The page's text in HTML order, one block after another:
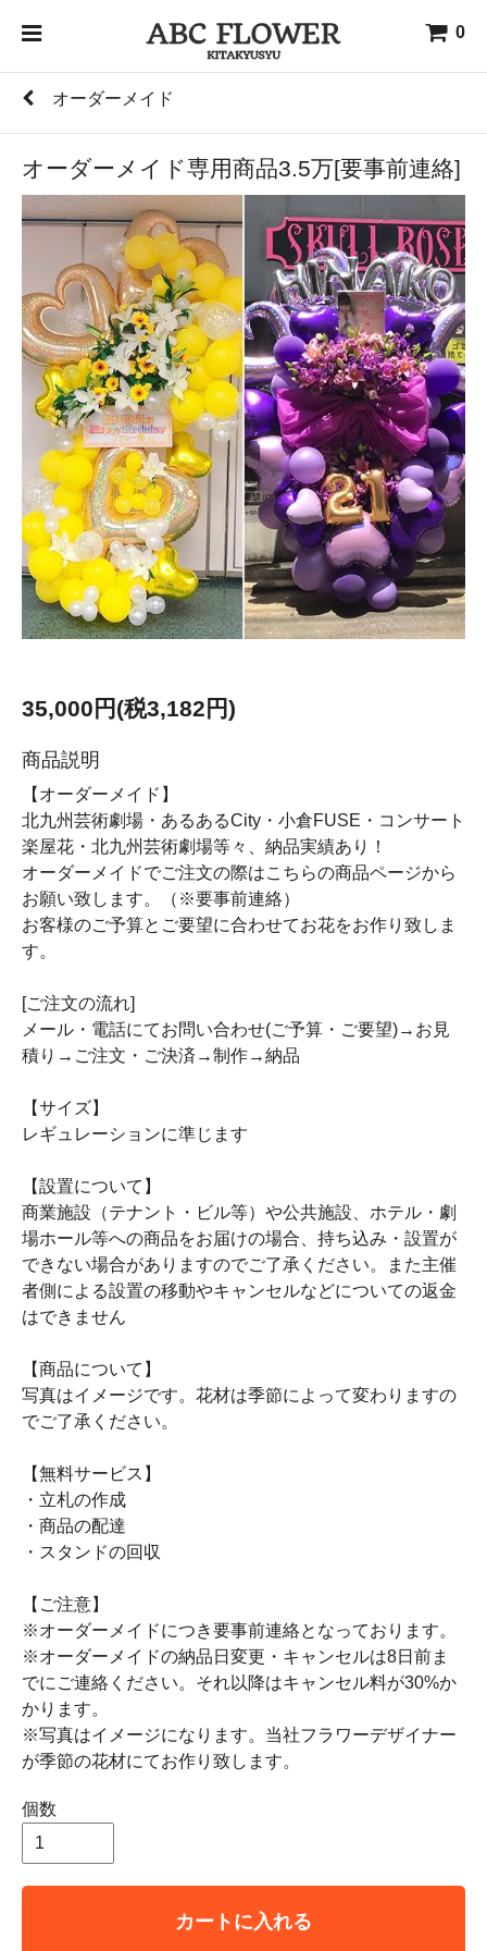
0
オーダーメイド
オーダーメイド専用商品3.5万[要事前連絡]
35,000円(税3,182円)
商品説明
【オーダーメイド】
北九州芸術劇場・あるあるCity・小倉FUSE・コンサート
楽屋花・北九州芸術劇場等々、納品実績あり！
オーダーメイドでご注文の際はこちらの商品ページから
お願い致します。（※要事前連絡）
お客様のご予算とご要望に合わせてお花をお作り致しま
す。
[ご注文の流れ]
メール・電話にてお問い合わせ(ご予算・ご要望)→お見
積り→ご注文・ご決済→制作→納品
【サイズ】
レギュレーションに準じます
【設置について】
商業施設（テナント・ビル等）や公共施設、ホテル・劇
場ホール等への商品をお届けの場合、持ち込み・設置が
できない場合がありますのでご了承ください。また主催
者側による設置の移動やキャンセルなどについての返金
はできません
【商品について】
写真はイメージです。花材は季節によって変わりますの
でご了承ください。
【無料サービス】
・立札の作成
・商品の配達
・スタンドの回収
【ご注意】
※オーダーメイドにつき要事前連絡となっております。
※オーダーメイドの納品日変更・キャンセルは8日前ま
でにご連絡ください。それ以降はキャンセル料が30%か
かります。
※写真はイメージになります。当社フラワーデザイナー
が季節の花材にてお作り致します。
個数
カートに入れる